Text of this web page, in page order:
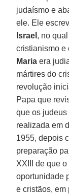
judaísmo e
ele. Ele
Israel , no
cristianismo e
Maria era
mártires do
revolução
Papa que
que os judeus
realizada em
1955, depois
preparação
XXIII de que
oportunidade
e cristãos, em